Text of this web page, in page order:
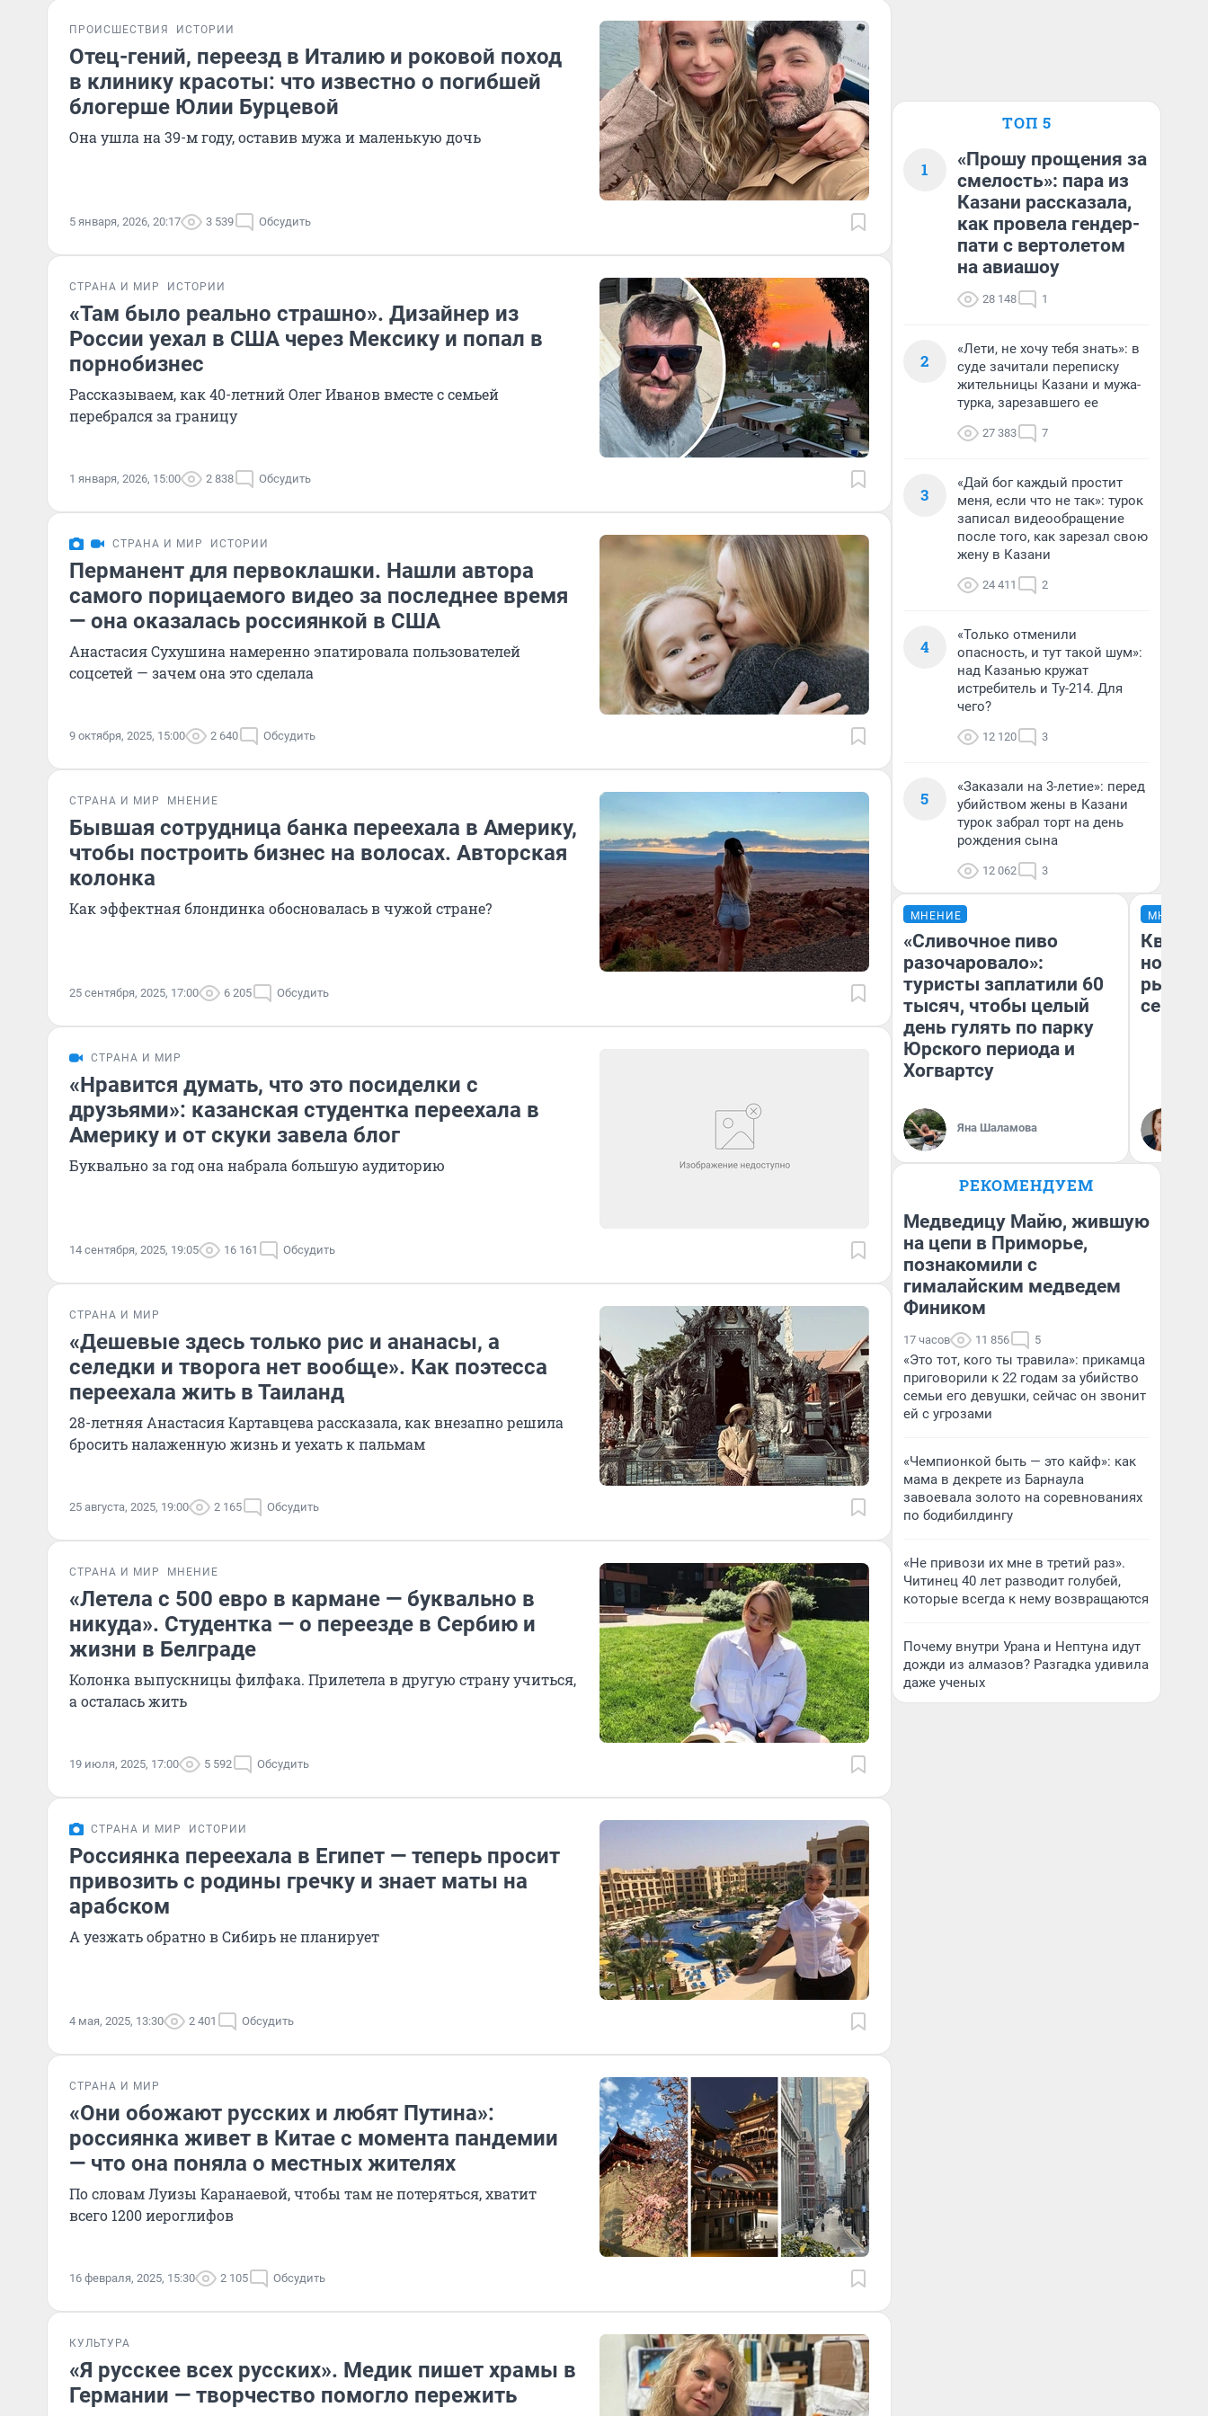
ПРОИСШЕСТВИЯ ИСТОРИИ
Отец-гений, переезд в Италию и роковой поход
в клинику красоты: что известно о погибшей
блогерше Юлии Бурцевой
Она ушла на 39-м году, оставив мужа и маленькую дочь
5 января, 2026, 20:17 3 539 Обсудить
СТРАНА И МИР ИСТОРИИ
«Там было реально страшно». Дизайнер из
России уехал в США через Мексику и попал в
порнобизнес
Рассказываем, как 40-летний Олег Иванов вместе с семьей
перебрался за границу
1 января, 2026, 15:00 2 838 Обсудить
СТРАНА И МИР ИСТОРИИ
Перманент для первоклашки. Нашли автора
самого порицаемого видео за последнее время
— она оказалась россиянкой в США
Анастасия Сухушина намеренно эпатировала пользователей
соцсетей — зачем она это сделала
9 октября, 2025, 15:00 2 640 Обсудить
СТРАНА И МИР МНЕНИЕ
Бывшая сотрудница банка переехала в Америку,
чтобы построить бизнес на волосах. Авторская
колонка
Как эффектная блондинка обосновалась в чужой стране?
25 сентября, 2025, 17:00 6 205 Обсудить
СТРАНА И МИР
«Нравится думать, что это посиделки с
друзьями»: казанская студентка переехала в
Америку и от скуки завела блог
Буквально за год она набрала большую аудиторию
14 сентября, 2025, 19:05 16 161 Обсудить
СТРАНА И МИР
«Дешевые здесь только рис и ананасы, а
селедки и творога нет вообще». Как поэтесса
переехала жить в Таиланд
28-летняя Анастасия Картавцева рассказала, как внезапно решила
бросить налаженную жизнь и уехать к пальмам
25 августа, 2025, 19:00 2 165 Обсудить
СТРАНА И МИР МНЕНИЕ
«Летела с 500 евро в кармане — буквально в
никуда». Студентка — о переезде в Сербию и
жизни в Белграде
Колонка выпускницы филфака. Прилетела в другую страну учиться,
а осталась жить
19 июля, 2025, 17:00 5 592 Обсудить
СТРАНА И МИР ИСТОРИИ
Россиянка переехала в Египет — теперь просит
привозить с родины гречку и знает маты на
арабском
А уезжать обратно в Сибирь не планирует
4 мая, 2025, 13:30 2 401 Обсудить
СТРАНА И МИР
«Они обожают русских и любят Путина»:
россиянка живет в Китае с момента пандемии
— что она поняла о местных жителях
По словам Луизы Каранаевой, чтобы там не потеряться, хватит
всего 1200 иероглифов
16 февраля, 2025, 15:30 2 105 Обсудить
КУЛЬТУРА
«Я русскее всех русских». Медик пишет храмы в
Германии — творчество помогло пережить
ТОП 5
1
«Прошу прощения за
смелость»: пара из
Казани рассказала,
как провела гендер-
пати с вертолетом
на авиашоу
28 148 1
2
«Лети, не хочу тебя знать»: в
суде зачитали переписку
жительницы Казани и мужа-
турка, зарезавшего ее
27 383 7
3
«Дай бог каждый простит
меня, если что не так»: турок
записал видеообращение
после того, как зарезал свою
жену в Казани
24 411 2
4
«Только отменили
опасность, и тут такой шум»:
над Казанью кружат
истребитель и Ту-214. Для
чего?
12 120 3
5
«Заказали на 3-летие»: перед
убийством жены в Казани
турок забрал торт на день
рождения сына
12 062 3
МНЕНИЕ
«Сливочное пиво
разочаровало»:
туристы заплатили 60
тысяч, чтобы целый
день гулять по парку
Юрского периода и
Хогвартсу
Яна Шаламова
МНЕНИЕ
но
рынок
РЕКОМЕНДУЕМ
Медведицу Майю, жившую
на цепи в Приморье,
познакомили с
гималайским медведем
Фиником
17 часов 11 856 5
«Это тот, кого ты травила»: прикамца
приговорили к 22 годам за убийство
семьи его девушки, сейчас он звонит
ей с угрозами
«Чемпионкой быть — это кайф»: как
мама в декрете из Барнаула
завоевала золото на соревнованиях
по бодибилдингу
«Не привози их мне в третий раз».
Читинец 40 лет разводит голубей,
которые всегда к нему возвращаются
Почему внутри Урана и Нептуна идут
дожди из алмазов? Разгадка удивила
даже ученых